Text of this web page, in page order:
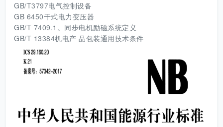
GB/T3797电气控制设备
GB 6450干式电力变压器
GB/T 7409.1。同步电机励磁系统定义
GB/T 13384机电产 品包装通用技术条件